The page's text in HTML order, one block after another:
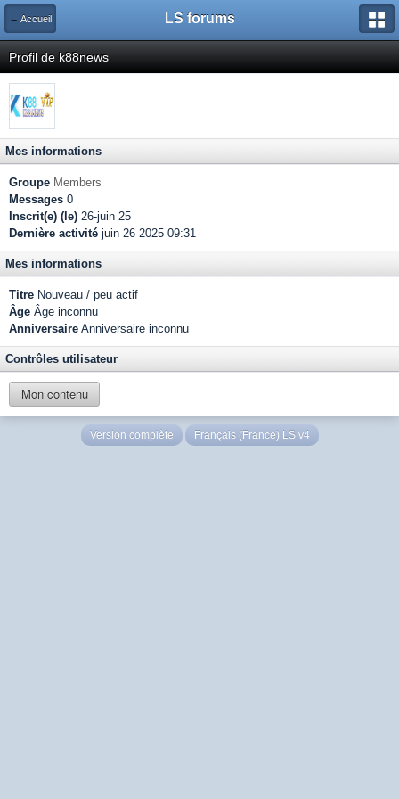
← Accueil LS forums
Profil de k88news
Mes informations
Groupe Members
Messages 0
Inscrit(e) (le) 26-juin 25
Dernière activité juin 26 2025 09:31
Mes informations
Titre Nouveau / peu actif
Âge Âge inconnu
Anniversaire Anniversaire inconnu
Contrôles utilisateur
Mon contenu
Version complète Français (France) LS v4